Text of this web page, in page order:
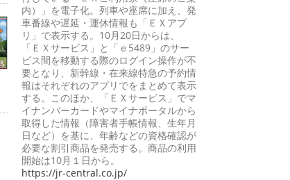
内）」を電子化。列車や座席に加え、発
車番線や遅延・運休情報も「ＥＸアプ
リ」で表示する。10月20日からは、
「ＥＸサービス」と「ｅ5489」のサー
ビス間を移動する際のログイン操作が不
要となり、新幹線・在来線特急の予約情
報はそれぞれのアプリでをまとめて表示
する。このほか、「ＥＸサービス」でマ
イナンバーカードやマイナポータルから
取得した情報（障害者手帳情報、生年月
日など）を基に、年齢などの資格確認が
必要な割引商品を発売する。商品の利用
開始は10月１日から。
https://jr-central.co.jp/